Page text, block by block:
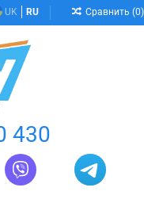
UK RU Сравнить (0)
430